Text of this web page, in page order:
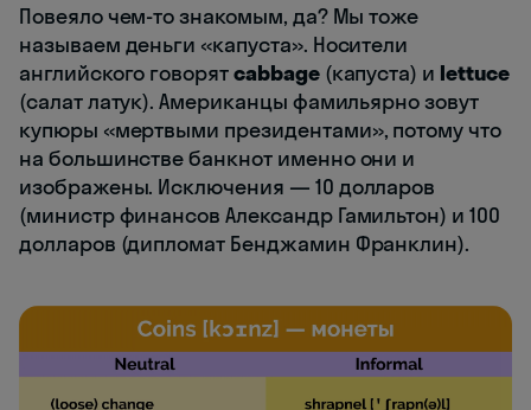
Повеяло чем-то знакомым, да? Мы тоже
называем деньги «капуста». Носители
английского говорятcabbage(капуста) и lettuce
(салат латук). Американцы фамильярно зовут
купюры «мертвыми президентами», потому что
на большинстве банкнот именно они и
изображены. Исключения — 10 долларов
(министр финансов Александр Гамильтон) и 100
долларов (дипломат Бенджамин Франклин).